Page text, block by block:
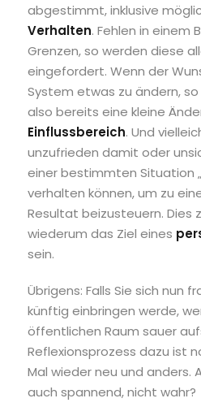
abgestimmt, inklusive
Verhalten. Fehlen in einem
Grenzen, so werden diese
eingefordert. Wenn der
System etwas zu ändern,
also bereits eine kleine
Einflussbereich. Und
unzufrieden damit oder
einer bestimmten Situation
verhalten können, um zu
Resultat beizusteuern. Dies
wiederum das Ziel eines
sein.
Übrigens: Falls Sie sich nun
künftig einbringen werde,
öffentlichen Raum sauer
Reflexionsprozess dazu ist
Mal wieder neu und anders.
auch spannend, nicht wahr?